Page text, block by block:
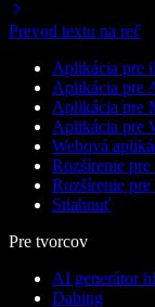
Prevod textu na reč
Aplikácia pre
Aplikácia pre
Aplikácia pre
Aplikácia pre
Webová
Rozšírenie
Rozšírenie pre
Stiahnuť
Pre tvorcov
AI generátor
Dabing